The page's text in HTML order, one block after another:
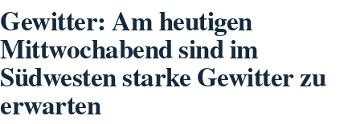
Gewitter: Am heutigen
Mittwochabend sind im
Südwesten starke Gewitter zu
erwarten